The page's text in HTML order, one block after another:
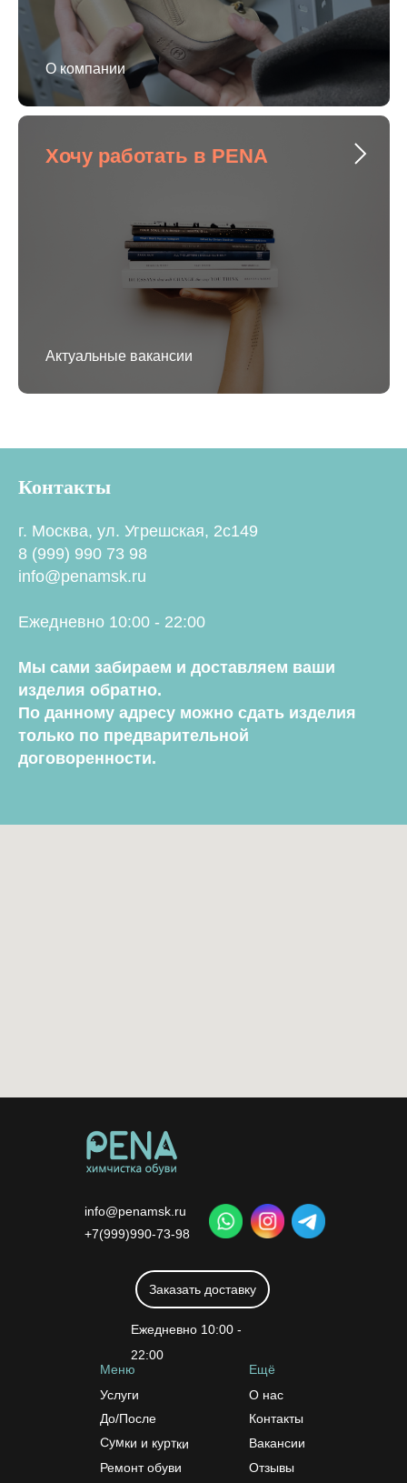
О компании
Хочу работать в PENA
Актуальные вакансии
Контакты
г. Москва, ул. Угрешская, 2с149
8 (999) 990 73 98
info@penamsk.ru
Ежедневно 10:00 - 22:00
Мы сами забираем и доставляем ваши
изделия обратно.
По данному адресу можно сдать изделия
только по предварительной
договоренности.
Заказать доставку
Меню
Услуги
До/После
Сумки и куртки
Ремонт обуви
Контакты
О нас
Вакансии
Отзывы
Ещё
Ежедневно 10:00 -
22:00
info@penamsk.ru
+7(999)990-73-98